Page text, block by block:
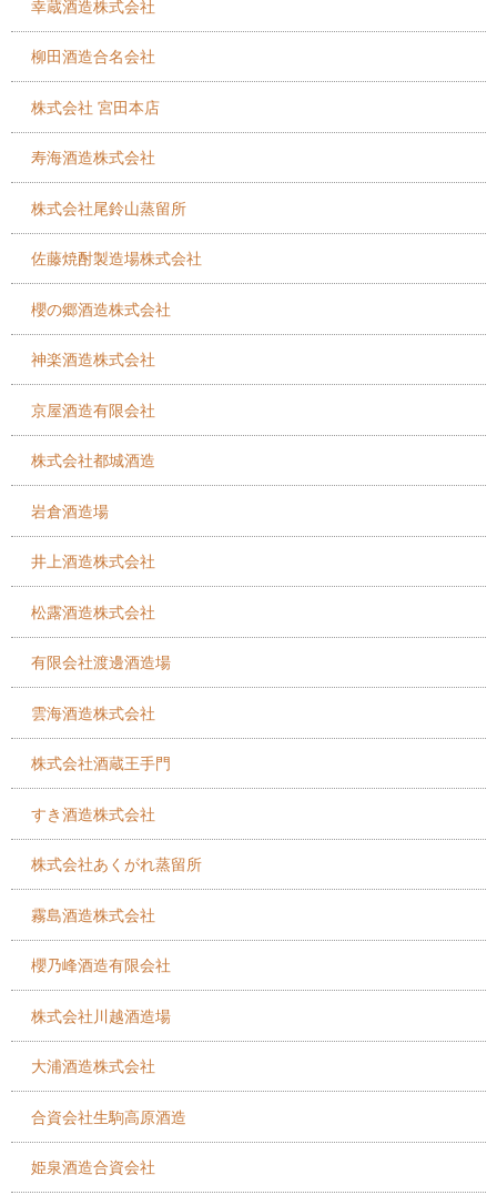
幸蔵酒造株式会社
柳田酒造合名会社
株式会社 宮田本店
寿海酒造株式会社
株式会社尾鈴山蒸留所
佐藤焼酎製造場株式会社
櫻の郷酒造株式会社
神楽酒造株式会社
京屋酒造有限会社
株式会社都城酒造
岩倉酒造場
井上酒造株式会社
松露酒造株式会社
有限会社渡邊酒造場
雲海酒造株式会社
株式会社酒蔵王手門
すき酒造株式会社
株式会社あくがれ蒸留所
霧島酒造株式会社
櫻乃峰酒造有限会社
株式会社川越酒造場
大浦酒造株式会社
合資会社生駒高原酒造
姫泉酒造合資会社